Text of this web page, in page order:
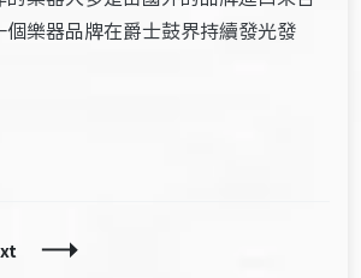
樂器品牌在爵士鼓界持續發光發